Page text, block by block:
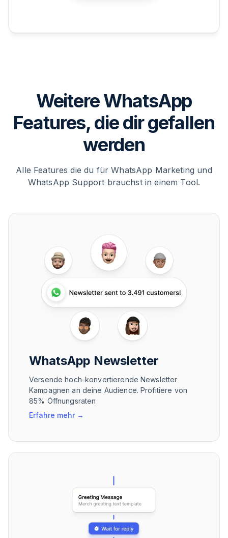
Weitere WhatsApp
Features, die dir gefallen
werden
Alle Features die du für WhatsApp Marketing und
WhatsApp Support brauchst in einem Tool.
WhatsApp Newsletter
Versende hoch-konvertierende Newsletter
Kampagnen an deine Audience. Profitiere von
85% Öffnungsraten
Erfahre mehr→